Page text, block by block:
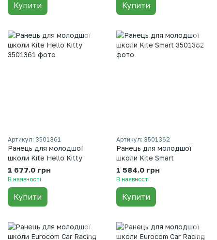
Купити Купити
Артикул: 3501361
Ранець для молодшої
школи Kite Hello Kitty
1 677.0 грн
В наявності
Купити
Артикул: 3501362
Ранець для молодшої
школи Kite Smart
1 584.0 грн
В наявності
Купити